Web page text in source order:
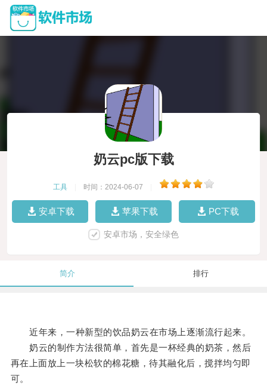
奶云pc版下载
工具 时间：2024-06-07
安卓下载 苹果下载 PC下载
安卓市场，安全绿色
简介 排行
近年来，一种新型的饮品奶云在市场上逐渐流行起来。
奶云的制作方法很简单，首先是一杯经典的奶茶，然后
再在上面放上一块松软的棉花糖，待其融化后，搅拌均匀即
可。